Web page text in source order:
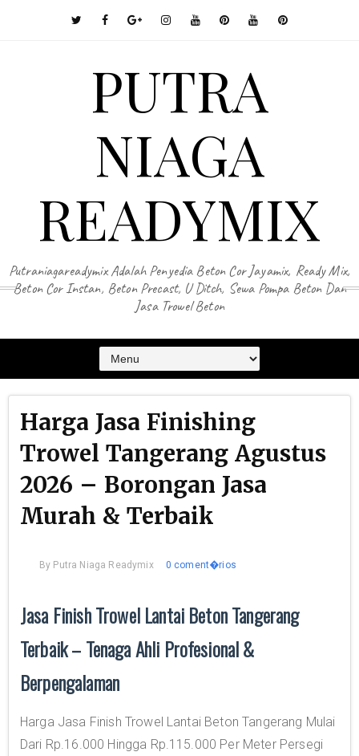
PUTRA
NIAGA
READYMIX
Putraniagareadymix Adalah Penyedia Beton Cor Jayamix, Ready Mix,
Beton Cor Instan, Beton Precast, U Ditch, Sewa Pompa Beton Dan
Jasa Trowel Beton
Harga Jasa Finishing
Trowel Tangerang Agustus
2026 – Borongan Jasa
Murah & Terbaik
By Putra Niaga Readymix 0 coment�rios
Jasa Finish Trowel Lantai Beton Tangerang
Terbaik – Tenaga Ahli Profesional &
Berpengalaman
Harga Jasa Finish Trowel Lantai Beton Tangerang Mulai
Dari Rp.16.000 Hingga Rp.115.000 Per Meter Persegi